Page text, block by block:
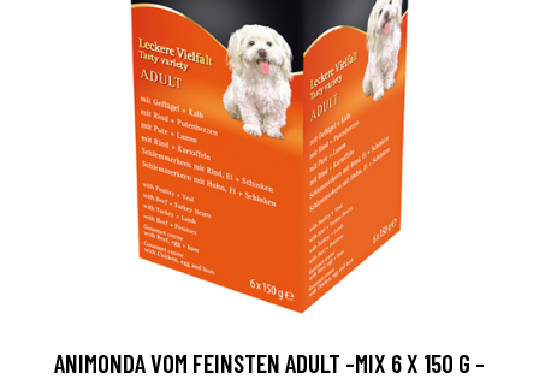
ANIMONDA VOM FEINSTEN ADULT -MIX 6 X 150 G -